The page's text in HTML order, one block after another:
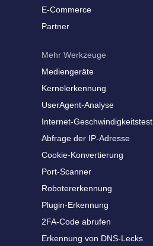
E-Commerce
Partner
Mehr Werkzeuge
Mediengeräte
Kernelerkennung
UserAgent-Analyse
Internet-Geschwindigkeitstest
Abfrage der IP-Adresse
Cookie-Konvertierung
Port-Scanner
Robotererkennung
Plugin-Erkennung
2FA-Code abrufen
Erkennung von DNS-Lecks